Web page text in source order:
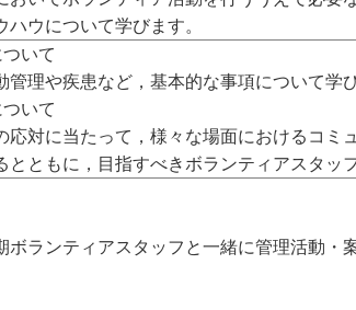
ハウについて学びます。
いて
理や疾患など，基本的な事項について学び
いて
対に当たって，様々な場面におけるコミ
とともに，目指すべきボランティアスタッ
ランティアスタッフと一緒に管理活動・